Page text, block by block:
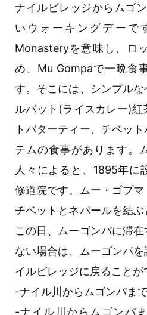
ナイルビレッジからムゴ
いウォーキングデーで
Monasteryを意味し、ロ
め、Mu Gompaで一晩食
す。そこには、シンプル
ルバット(ライスカレー)紅
トバターティー、チベッ
テムの食事があります。
人々によると、1895年に
修道院です。ムー・ゴプマ
チベットとネパールを結ぶ
この日、ムーゴンパに滞
ない場合は、ムーゴンパ
イルビレッジに戻ることが
-ナイル川からムゴンパま
-ナイル川からムゴンパ